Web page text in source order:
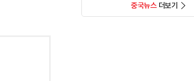
중국뉴스더보기